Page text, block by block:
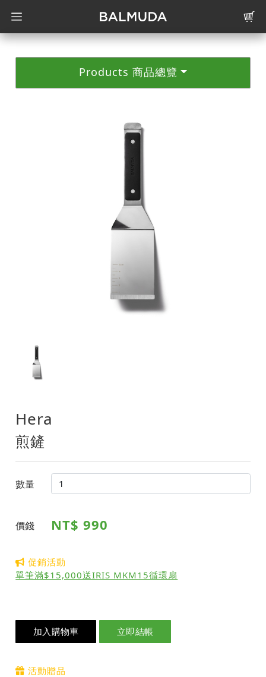
Products 商品總覽
Hera
煎鏟
數量
價錢 NT$ 990
促銷活動
單筆滿$15,000送IRIS MKM15循環扇
加入購物車 立即結帳
活動贈品